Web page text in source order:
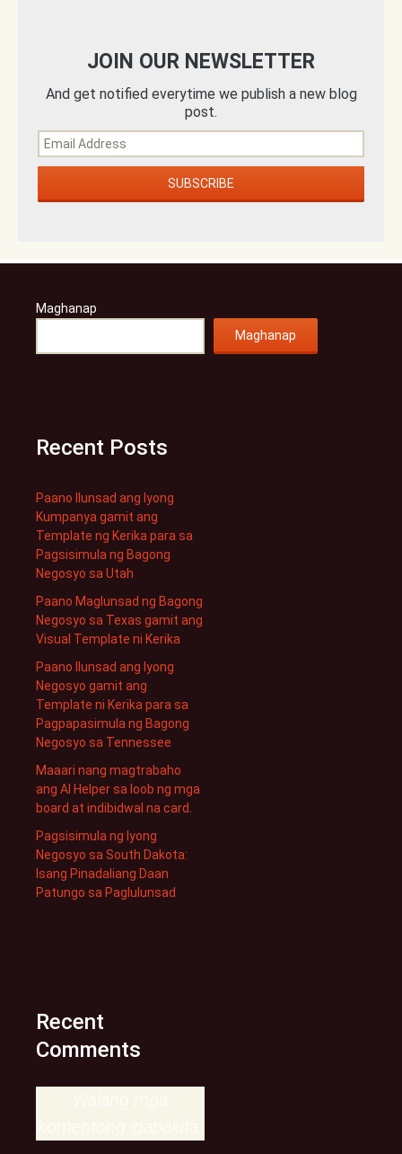
JOIN OUR NEWSLETTER
And get notified everytime we publish a new blog
post.
Maghanap
Maghanap
Recent Posts
Paano Ilunsad ang Iyong
Kumpanya gamit ang
Template ng Kerika para sa
Pagsisimula ng Bagong
Negosyo sa Utah
Paano Maglunsad ng Bagong
Negosyo sa Texas gamit ang
Visual Template ni Kerika
Paano Ilunsad ang Iyong
Negosyo gamit ang
Template ni Kerika para sa
Pagpapasimula ng Bagong
Negosyo sa Tennessee
Maaari nang magtrabaho
ang AI Helper sa loob ng mga
board at indibidwal na card.
Pagsisimula ng Iyong
Negosyo sa South Dakota:
Isang Pinadaliang Daan
Patungo sa Paglulunsad
Recent
Comments
Walang mga
komentong ipapakita.